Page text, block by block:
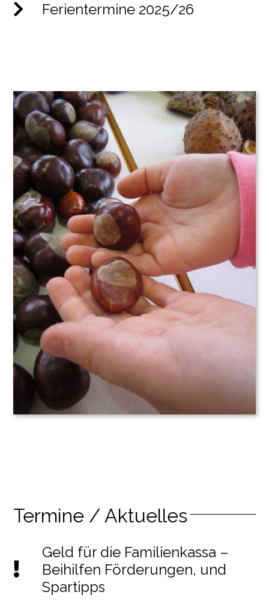
Ferientermine 2025/26
Termine / Aktuelles
Geld für die Familienkassa –
Beihilfen Förderungen, und
Spartipps